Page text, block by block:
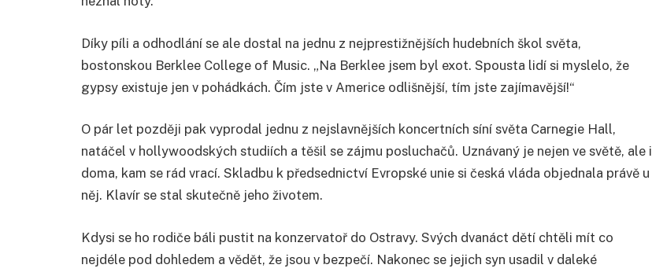
Díky píli a odhodlání se ale dostal na jednu z nejprestižnějších hudebních škol světa,
bostonskou Berklee College of Music. „Na Berklee jsem byl exot. Spousta lidí si myslelo, že
gypsy existuje jen v pohádkách. Čím jste v Americe odlišnější, tím jste zajímavější!“
O pár let později pak vyprodal jednu z nejslavnějších koncertních síní světa Carnegie Hall,
natáčel v hollywoodských studiích a těšil se zájmu posluchačů. Uznávaný je nejen ve světě, ale i
doma, kam se rád vrací. Skladbu k předsednictví Evropské unie si česká vláda objednala právě u
něj. Klavír se stal skutečně jeho životem.
Kdysi se ho rodiče báli pustit na konzervatoř do Ostravy. Svých dvanáct dětí chtěli mít co
nejdéle pod dohledem a vědět, že jsou v bezpečí. Nakonec se jejich syn usadil v daleké